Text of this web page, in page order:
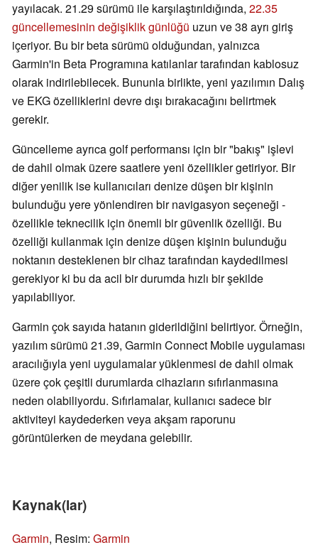
yayılacak. 21.29 sürümü ile karşılaştırıldığında, 22.35
güncellemesinin değişiklik günlüğü uzun ve 38 ayrı giriş
içeriyor. Bu bir beta sürümü olduğundan, yalnızca
Garmin'in Beta Programına katılanlar tarafından kablosuz
olarak indirilebilecek. Bununla birlikte, yeni yazılımın Dalış
ve EKG özelliklerini devre dışı bırakacağını belirtmek
gerekir.
Güncelleme ayrıca golf performansı için bir "bakış" işlevi
de dahil olmak üzere saatlere yeni özellikler getiriyor. Bir
diğer yenilik ise kullanıcıları denize düşen bir kişinin
bulunduğu yere yönlendiren bir navigasyon seçeneği -
özellikle teknecilik için önemli bir güvenlik özelliği. Bu
özelliği kullanmak için denize düşen kişinin bulunduğu
noktanın desteklenen bir cihaz tarafından kaydedilmesi
gerekiyor ki bu da acil bir durumda hızlı bir şekilde
yapılabiliyor.
Garmin çok sayıda hatanın giderildiğini belirtiyor. Örneğin,
yazılım sürümü 21.39, Garmin Connect Mobile uygulaması
aracılığıyla yeni uygulamalar yüklenmesi de dahil olmak
üzere çok çeşitli durumlarda cihazların sıfırlanmasına
neden olabiliyordu. Sıfırlamalar, kullanıcı sadece bir
aktiviteyi kaydederken veya akşam raporunu
görüntülerken de meydana gelebilir.
Kaynak(lar)
Garmin, Resim: Garmin